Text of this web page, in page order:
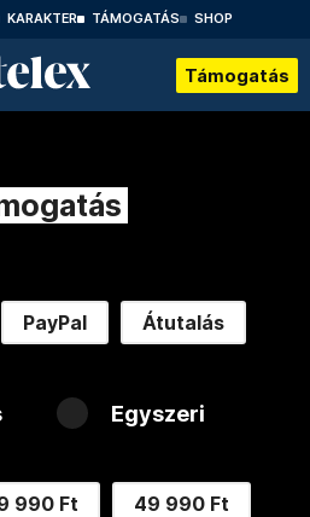
KARAKTER TÁMOGATÁS SHOP
Támogatás
PayPal Átutalás
Egyszeri
990 Ft 49 990 Ft